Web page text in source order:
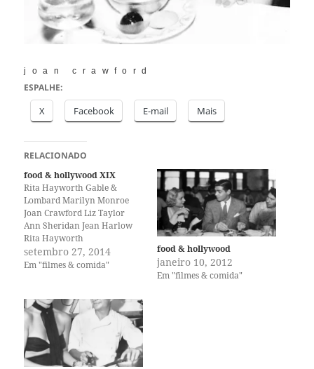
joan crawford
ESPALHE:
X Facebook E-mail Mais
RELACIONADO
food & hollywood XIX
Rita Hayworth Gable &
Lombard Marilyn Monroe
Joan Crawford Liz Taylor
Ann Sheridan Jean Harlow
Rita Hayworth
setembro 27, 2014
Em "filmes & comida"
food & hollywood
janeiro 10, 2012
Em "filmes & comida"